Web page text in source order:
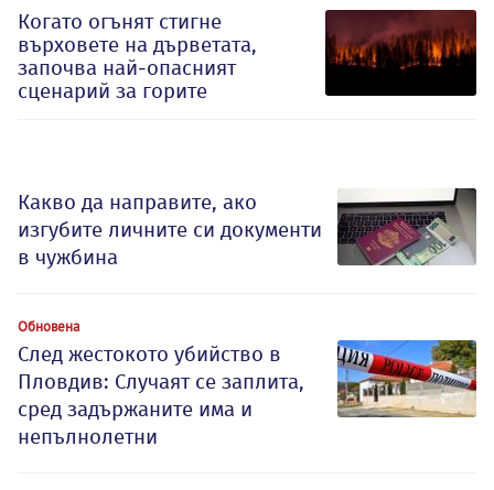
Когато огънят стигне
върховете на дърветата,
започва най-опасният
сценарий за горите
Какво да направите, ако
изгубите личните си документи
в чужбина
Обновена
След жестокото убийство в
Пловдив: Случаят се заплита,
сред задържаните има и
непълнолетни